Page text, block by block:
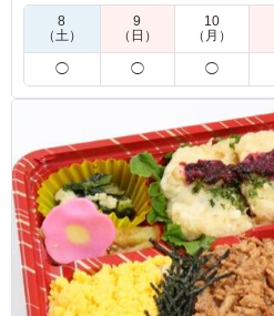
4.5 和白東1-4 町内会
メインのエビフライやトンカツ
いと好評でした。明太 のせ お
も食べ易く量もちょうど良かっ
が高騰しているので仕方ないか
コストの印象を受けました。
ご利用シーン：スポーツ›スポーツ
福岡県福岡市東区高美台2026/06/08
8
（土）
9
（日）
10
（月）
◯ ◯ ◯